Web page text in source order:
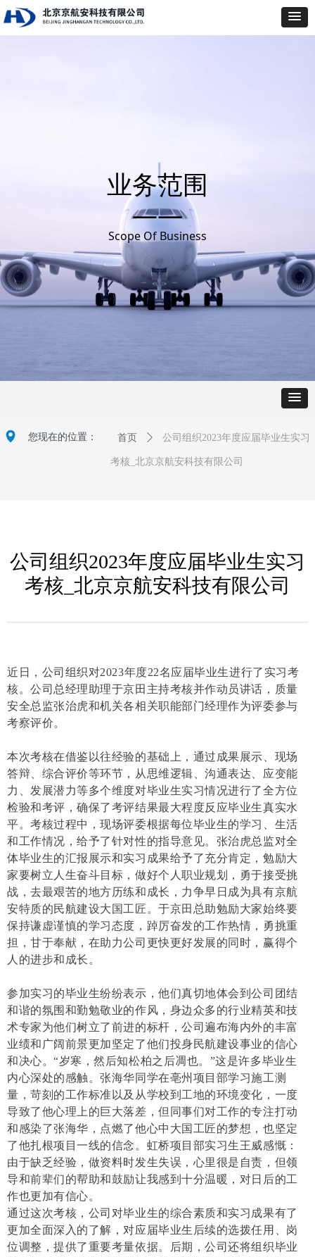
业务范围
——
Scope Of Business
넹 您现在的位置： 首页 ꄲ 公司组织2023年度应届毕业生实习
考核_北京京航安科技有限公司
公司组织2023年度应届毕业生实习
考核_北京京航安科技有限公司
近日，公司组织对2023年度22名应届毕业生进行了实习考
核。公司总经理助理于京田主持考核并作动员讲话，质量
安全总监张治虎和机关各相关职能部门经理作为评委参与
考察评价。
本次考核在借鉴以往经验的基础上，通过成果展示、现场
答辩、综合评价等环节，从思维逻辑、沟通表达、应变能
力、发展潜力等多个维度对毕业生实习情况进行了全方位
检验和考评，确保了考评结果最大程度反应毕业生真实水
平。考核过程中，现场评委根据每位毕业生的学习、生活
和工作情况，给予了针对性的指导意见。张治虎总监对全
体毕业生的汇报展示和实习成果给予了充分肯定，勉励大
家要树立人生奋斗目标，做好个人职业规划，勇于接受挑
战，去最艰苦的地方历练和成长，力争早日成为具有京航
安特质的民航建设大国工匠。于京田总助勉励大家始终要
保持谦虚谨慎的学习态度，踔厉奋发的工作热情，勇挑重
担，甘于奉献，在助力公司更快更好发展的同时，赢得个
人的进步和成长。
参加实习的毕业生纷纷表示，他们真切地体会到公司团结
和谐的氛围和勤勉敬业的作风，身边众多的行业精英和技
术专家为他们树立了前进的标杆，公司遍布海内外的丰富
业绩和广阔前景更加坚定了他们投身民航建设事业的信心
和决心。“岁寒，然后知松柏之后凋也。”这是许多毕业生
内心深处的感触。张海华同学在亳州项目部学习施工测
量，苛刻的工作标准以及从学校到工地的环境变化，一度
导致了他心理上的巨大落差，但同事们对工作的专注打动
和感染了张海华，点燃了他心中大国工匠的梦想，也坚定
了他扎根项目一线的信念。虹桥项目部实习生王威感慨：
由于缺乏经验，做资料时发生失误，心里很是自责，但领
导和前辈们的帮助和鼓励让我感到十分温暖，对日后的工
作也更加有信心。
通过这次考核，公司对毕业生的综合素质和实习成果有了
更加全面深入的了解，对应届毕业生后续的选拨任用、岗
位调整，提供了重要考量依据。后期，公司还将组织毕业